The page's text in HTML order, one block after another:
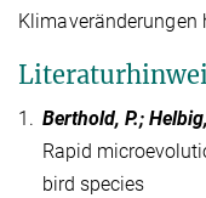
Klimaveränderungen
1. Berthold, P.;
Rapid
bird species